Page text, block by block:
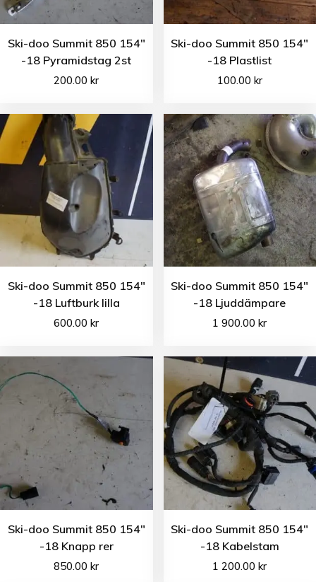
Ski-doo Summit 850 154″
-18 Pyramidstag 2st
200.00kr
Ski-doo Summit 850 154″
-18 Plastlist
100.00 kr
Ski-doo Summit 850 154″
-18 Luftburk lilla
600.00kr
Ski-doo Summit 850 154″
-18 Ljuddämpare
1 900.00kr
Ski-doo Summit 850 154″
-18 Knapp rer
850.00kr
Ski-doo Summit 850 154″
-18 Kabelstam
1 200.00kr